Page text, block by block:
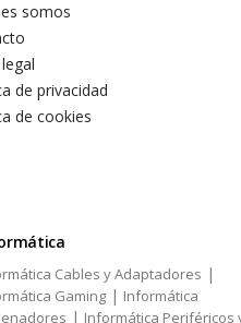
somos
de privacidad
de cookies
Cables y Adaptadores |
Gaming | Informática
| Informática Periféricos